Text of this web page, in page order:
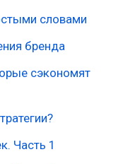
словами
бренда
сэкономят
Часть 1